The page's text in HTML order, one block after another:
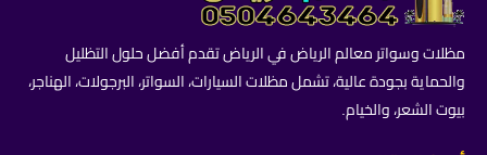
مظلات وسواتر معالم الرياض في الرياض تقدم أفضل حلول التظليل
والحماية بجودة عالية، تشمل مظلات السيارات، السواتر، البرجولات، الهناجر،
بيوت الشعر، والخيام.